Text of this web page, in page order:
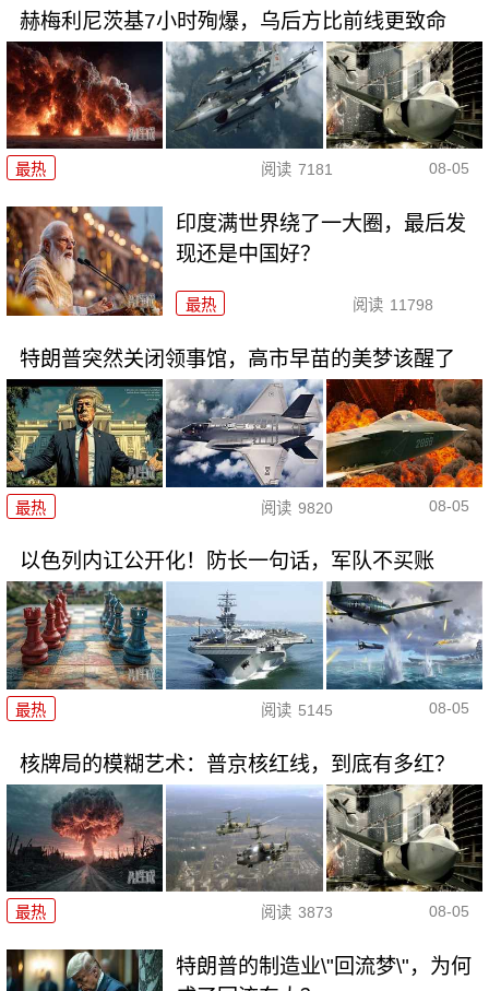
赫梅利尼茨基7小时殉爆，乌后方比前线更致命
最热 阅读 7181 08-05
印度满世界绕了一大圈，最后发
现还是中国好？
最热 阅读 11798
特朗普突然关闭领事馆，高市早苗的美梦该醒了
最热 阅读 9820 08-05
以色列内讧公开化！防长一句话，军队不买账
最热 阅读 5145 08-05
核牌局的模糊艺术：普京核红线，到底有多红？
最热 阅读 3873 08-05
特朗普的制造业\"回流梦\"，为何